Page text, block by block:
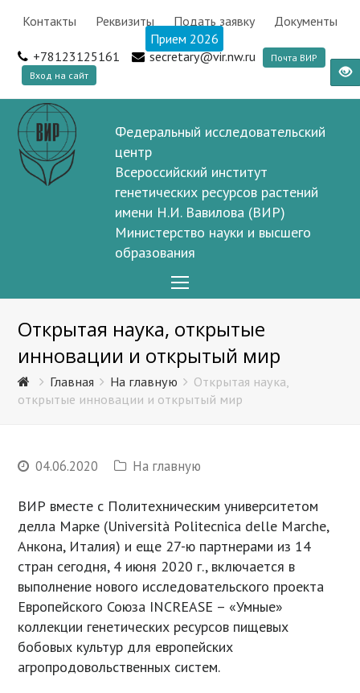
Контакты Реквизиты Подать заявку
Документы
Прием 2026
+78123125161
secretary@vir.nw.ru
Почта ВИР
Вход на сайт
Федеральный исследовательский
центр
Всероссийский институт
генетических ресурсов растений
имени Н.И. Вавилова (ВИР)
Министерство науки и высшего
образования
Menu
Открытая наука, открытые
инновации и открытый мир
Главная На главную
Открытая наука,
открытые инновации и открытый мир
04.06.2020 На главную
ВИР вместе с Политехническим университетом
делла Марке (Università Politecnica delle Marche,
Анкона, Италия) и еще 27-ю партнерами из 14
стран сегодня, 4 июня 2020 г., включается в
выполнение нового исследовательского проекта
Европейского Союза INCREASE – «Умные»
коллекции генетических ресурсов пищевых
бобовых культур для европейских
агропродовольственных систем.